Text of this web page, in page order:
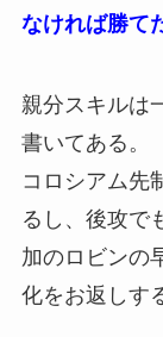
なければ勝て
親分スキルは
書いてある。
コロシアム先
るし、後攻で
加のロビンの
化をお返しす